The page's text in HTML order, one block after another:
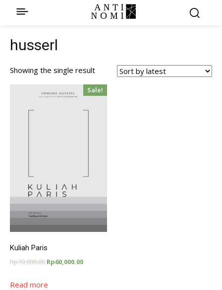
husserl
Showing the single result
Sale!
Kuliah Paris
Rp70,000.00 Rp60,000.00
Read more